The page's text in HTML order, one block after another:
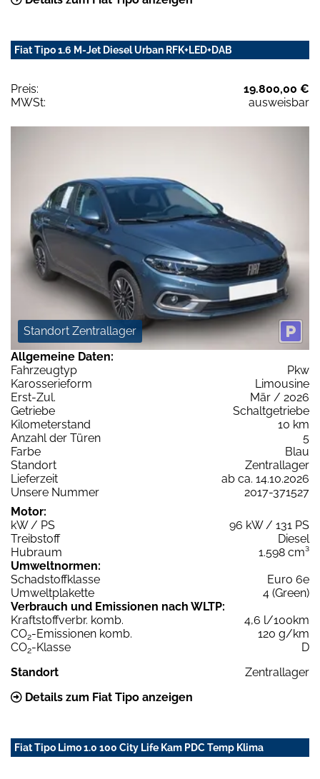
Fiat Tipo 1.6 M-Jet Diesel Urban RFK+LED+DAB
Preis:
19.800,00 €
MWSt:
ausweisbar
Standort Zentrallager
Allgemeine Daten:
Fahrzeugtyp
Pkw
Karosserieform
Limousine
Erst-Zul.
Mär / 2026
Getriebe
Schaltgetriebe
Kilometerstand
10 km
Anzahl der Türen
5
Farbe
Blau
Standort
Zentrallager
Lieferzeit
ab ca. 14.10.2026
Unsere Nummer
2017-371527
Motor:
kW / PS
96 kW / 131 PS
Treibstoff
Diesel
Hubraum
1.598 cm³
Umweltnormen:
Schadstoffklasse
Euro 6e
Umweltplakette
4 (Green)
Verbrauch und Emissionen nach WLTP:
Kraftstoffverbr. komb.
4,6 l/100km
CO2-Emissionen komb.
120 g/km
CO2-Klasse
D
Standort
Zentrallager
Details zum Fiat Tipo anzeigen
Fiat Tipo Limo 1.0 100 City Life Kam PDC Temp Klima